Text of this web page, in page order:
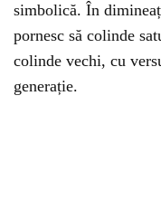
simbolică. În
pornesc să colinde
colinde vechi, cu
generație.